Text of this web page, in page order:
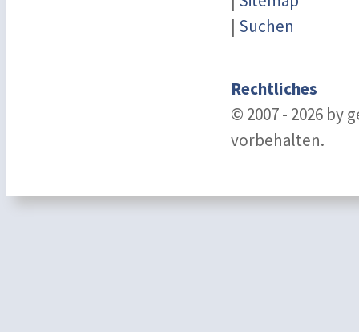
| Suchen
Rechtliches
© 2007 - 2026 by
vorbehalten.